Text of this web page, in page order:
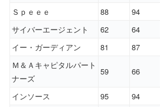
Ｓｐｅｅｅ
88 94
サイバーエージェント
62 64
イー・ガーディアン
81 87
Ｍ＆Ａキャピタルパート
ナーズ
59 66
インソース 95 94